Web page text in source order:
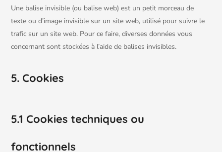
Une balise invisible (ou balise web) est un petit morceau de
texte ou d’image invisible sur un site web, utilisé pour suivre le
trafic sur un site web. Pour ce faire, diverses données vous
concernant sont stockées à l’aide de balises invisibles.
5. Cookies
5.1 Cookies techniques ou
fonctionnels